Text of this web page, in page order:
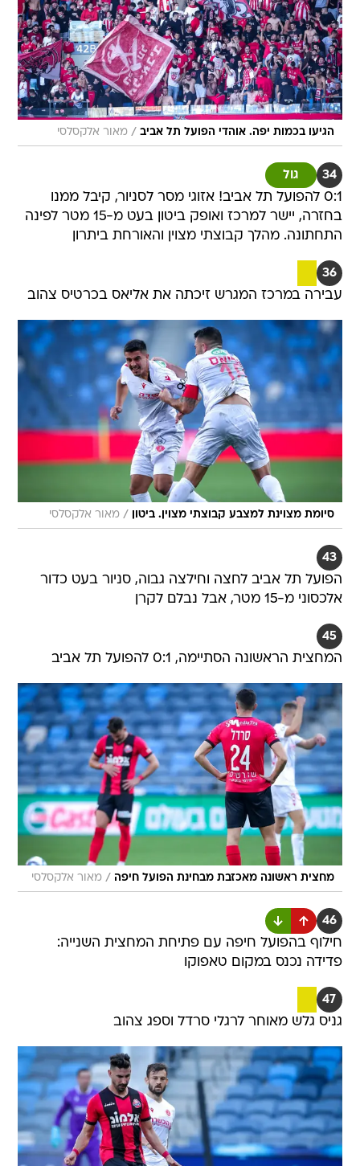
הגיעו בכמות יפה. אוהדי הפועל תל אביב / מאור אלקסלסי
34 גול
0:1 להפועל תל אביב! אזוגי מסר לסניור, קיבל ממנו
בחזרה, יישר למרכז ואופק ביטון בעט מ-15 מטר לפינה
התחתונה. מהלך קבוצתי מצוין והאורחת ביתרון
36
עבירה במרכז המגרש זיכתה את אליאס בכרטיס צהוב
סיומת מצוינת למצבע קבוצתי מצוין. ביטון / מאור אלקסלסי
43
הפועל תל אביב לחצה וחילצה גבוה, סניור בעט כדור
אלכסוני מ-15 מטר, אבל נבלם לקרן
45
המחצית הראשונה הסתיימה, 0:1 להפועל תל אביב
מחצית ראשונה מאכזבת מבחינת הפועל חיפה / מאור אלקסלסי
46
חילוף בהפועל חיפה עם פתיחת המחצית השנייה:
פדידה נכנס במקום טאפוקו
47
גניס גלש מאוחר לרגלי סרדל וספג צהוב